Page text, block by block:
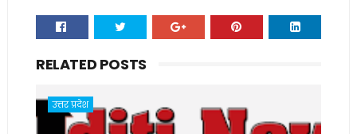
RELATED POSTS
उत्तर प्रदेश